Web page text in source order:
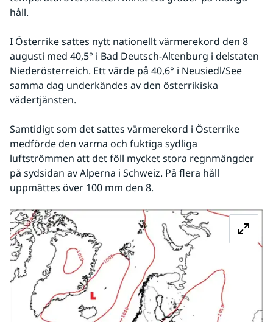
håll.
I Österrike sattes nytt nationellt värmerekord den 8
augusti med 40,5° i Bad Deutsch-Altenburg i delstaten
Niederösterreich. Ett värde på 40,6° i Neusiedl/See
samma dag underkändes av den österrikiska
vädertjänsten.
Samtidigt som det sattes värmerekord i Österrike
medförde den varma och fuktiga sydliga
luftströmmen att det föll mycket stora regnmängder
på sydsidan av Alperna i Schweiz. På flera håll
uppmättes över 100 mm den 8.